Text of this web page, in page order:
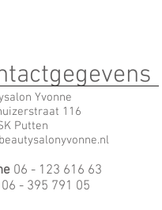
Yvonne
116
Putten
06 - 123 616 63
06 - 395 791 05